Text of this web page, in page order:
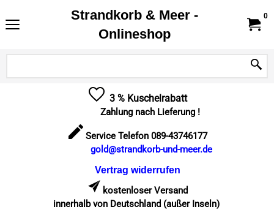
Strandkorb & Meer -
Onlineshop
0
3 % Kuschelrabatt
Zahlung nach Lieferung !
Service Telefon 089-43746177
gold@strandkorb-und-meer.de
Vertrag widerrufen
kostenloser Versand
innerhalb von Deutschland (außer Inseln)